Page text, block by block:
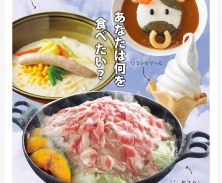
牧場で何ができる？
場内マップ
おすすめコース
団体プラン
採用情報